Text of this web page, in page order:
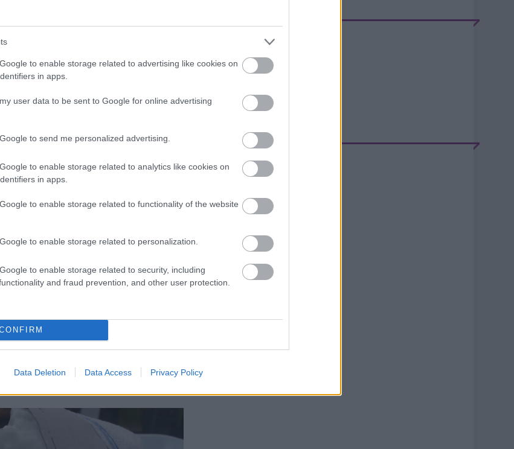
to enable storage related to advertising like cookies on
in apps.
user data to be sent to Google for online advertising
to send me personalized advertising.
to enable storage related to analytics like cookies on
in apps.
to enable storage related to functionality of the website
to enable storage related to personalization.
to enable storage related to security, including
and fraud prevention, and other user protection.
Data Deletion Data Access Privacy Policy
zsűrinket nem lehet holmi görög
inkább, az ugyanis olyan jó a
ilyet.
jutott, másrészt ennek még örülni is
(5 pont), alaposan átsütötték (5
mezőny, és kimehetne Észak-
Atom
BELÉPÉS